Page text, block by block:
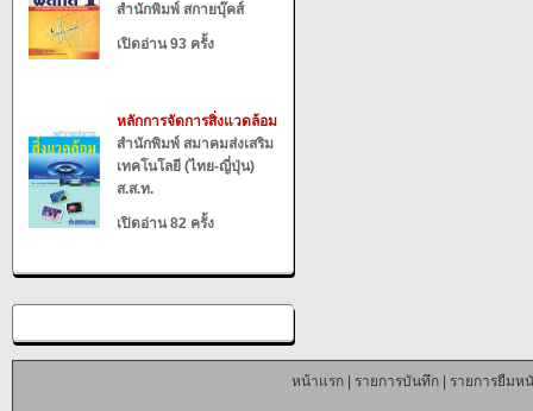
สำนักพิมพ์ สกายบุ๊คส์
เปิดอ่าน 93 ครั้ง
หลักการจัดการสิ่งแวดล้อม
สำนักพิมพ์ สมาคมส่งเสริม
เทคโนโลยี (ไทย-ญี่ปุ่น)
ส.ส.ท.
เปิดอ่าน 82 ครั้ง
หน้าแรก| รายการบันทึก| รายการยืมห